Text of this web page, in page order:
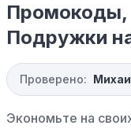
Промокоды,
Подружки
Проверено:
Экономьте на